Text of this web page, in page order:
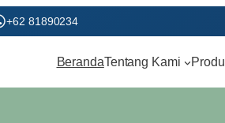
+62 81890234
BerandaTentang Kami